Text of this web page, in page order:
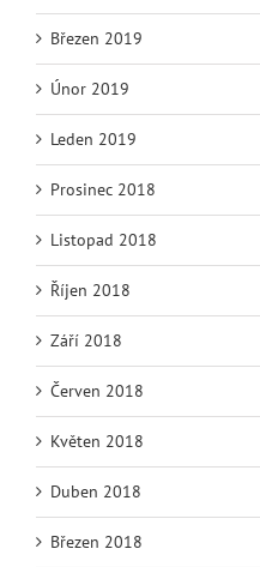
Březen 2019
Únor 2019
Leden 2019
Prosinec 2018
Listopad 2018
Říjen 2018
Září 2018
Červen 2018
Květen 2018
Duben 2018
Březen 2018